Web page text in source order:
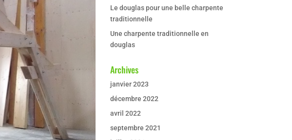
Le douglas pour une belle charpente
traditionnelle
Une charpente traditionnelle en
douglas
Archives
janvier 2023
décembre 2022
avril 2022
septembre 2021